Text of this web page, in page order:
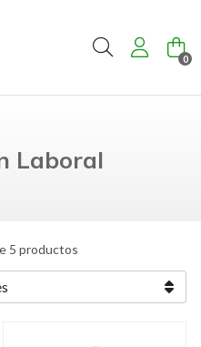
Buscar 0
Laboral
5 productos